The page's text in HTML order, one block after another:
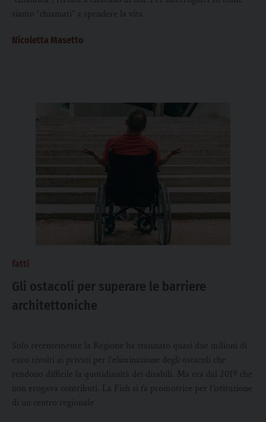
siamo “chiamati” a spendere la vita
Nicoletta Masetto
fatti
Gli ostacoli per superare le barriere
architettoniche
Solo recentemente la Regione ha stanziato quasi due milioni di
euro rivolti ai privati per l’eliminazione degli ostacoli che
rendono difficile la quotidianità dei disabili. Ma era dal 2019 che
non erogava contributi. La Fish si fa promotrice per l’istituzione
di un centro regionale